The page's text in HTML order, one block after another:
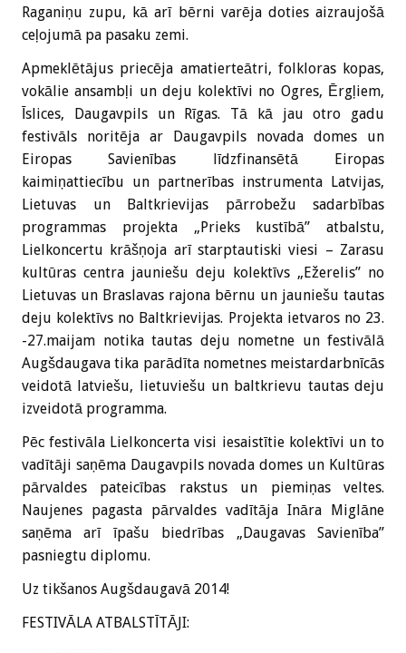
Raganiņu zupu, kā arī bērni varēja doties aizraujošā
ceļojumā pa pasaku zemi.
Apmeklētājus priecēja amatierteātri, folkloras kopas,
vokālie ansambļi un deju kolektīvi no Ogres, Ērgļiem,
Īslices, Daugavpils un Rīgas. Tā kā jau otro gadu
festivāls noritēja ar Daugavpils novada domes un
Eiropas Savienības līdzfinansētā Eiropas
kaimiņattiecību un partnerības instrumenta Latvijas,
Lietuvas un Baltkrievijas pārrobežu sadarbības
programmas projekta „Prieks kustībā” atbalstu,
Lielkoncertu krāšņoja arī starptautiski viesi – Zarasu
kultūras centra jauniešu deju kolektīvs „Ežerelis” no
Lietuvas un Braslavas rajona bērnu un jauniešu tautas
deju kolektīvs no Baltkrievijas. Projekta ietvaros no 23.
-27.maijam notika tautas deju nometne un festivālā
Augšdaugava tika parādīta nometnes meistardarbnīcās
veidotā latviešu, lietuviešu un baltkrievu tautas deju
izveidotā programma.
Pēc festivāla Lielkoncerta visi iesaistītie kolektīvi un to
vadītāji saņēma Daugavpils novada domes un Kultūras
pārvaldes pateicības rakstus un piemiņas veltes.
Naujenes pagasta pārvaldes vadītāja Ināra Miglāne
saņēma arī īpašu biedrības „Daugavas Savienība”
pasniegtu diplomu.
Uz tikšanos Augšdaugavā 2014!
FESTIVĀLA ATBALSTĪTĀJI: